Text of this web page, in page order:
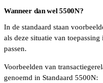
Wanneer dan wel 5500N?
In de standaard staan
als deze situatie van
passen.
Voorbeelden van
genoemd in Standaard 5500N: